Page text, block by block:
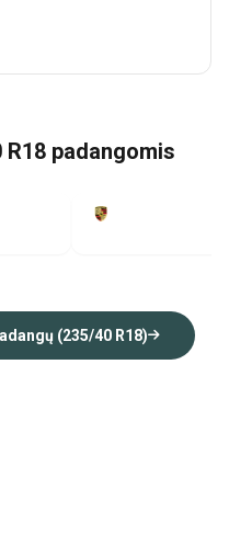
padangomis
Boxster
(235/40 R18)